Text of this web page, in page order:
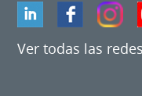
Ver todas las